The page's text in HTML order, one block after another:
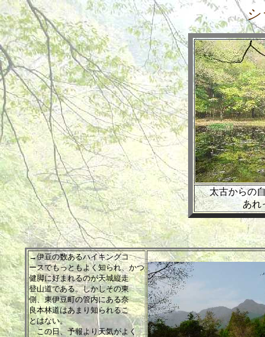
シ
太古からの
あれ
→伊豆の数あるハイキングコ
ースでもっともよく知られ、かつ
健脚に好まれるのが天城縦走
登山道である。しかしその東
側、東伊豆町の管内にある奈
良本林道はあまり知られるこ
とはない。
この日、予報より天気がよく